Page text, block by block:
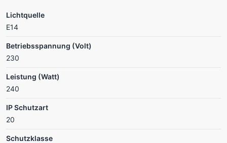
Lichtquelle
E14
Betriebsspannung (Volt)
230
Leistung (Watt)
240
IP Schutzart
20
Schutzklasse